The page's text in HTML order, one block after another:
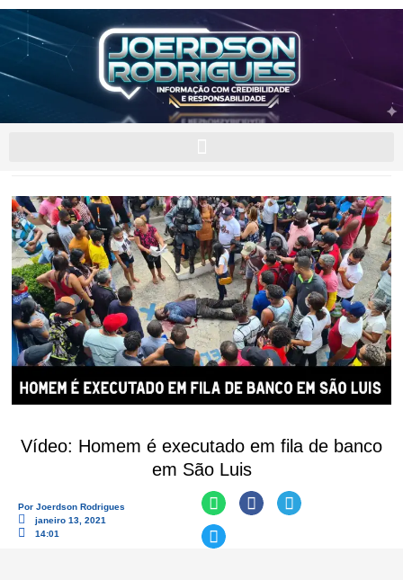
Vídeo: Homem é executado em fila de banco
em São Luis
Por Joerdson Rodrigues
janeiro 13, 2021
14:01